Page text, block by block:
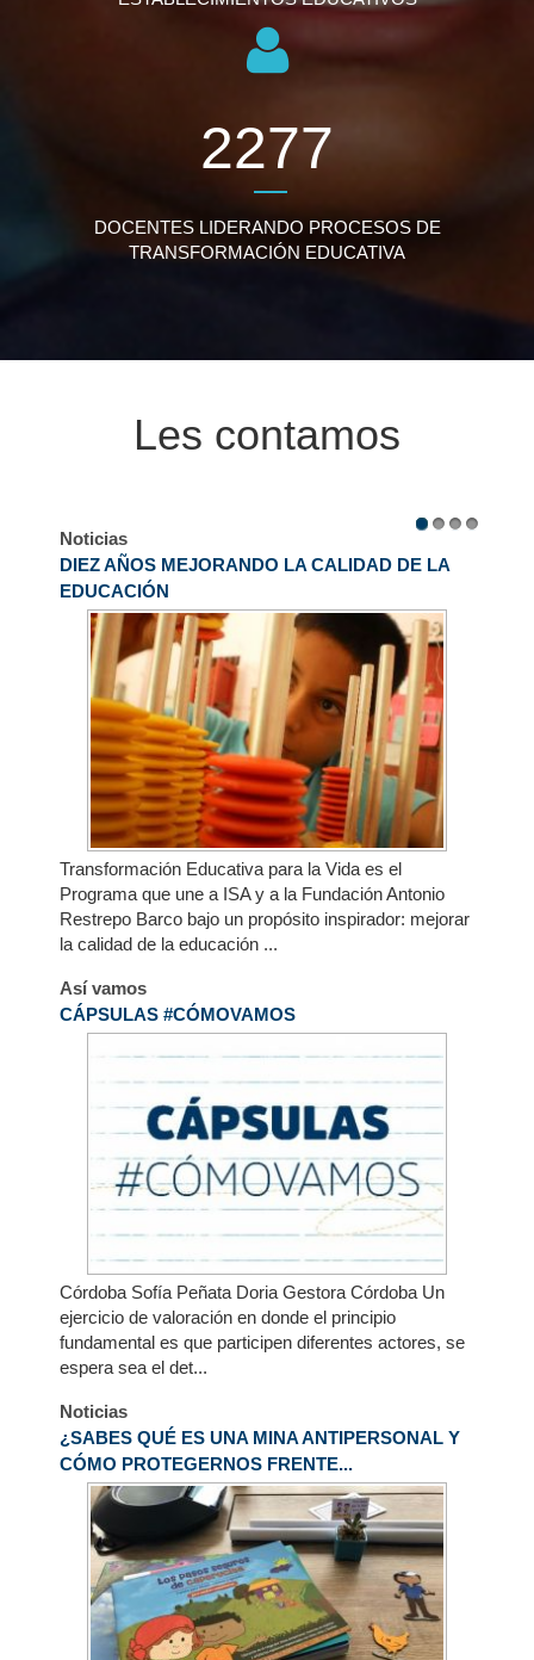
2817
DOCENTES LIDERANDO PROCESOS DE
TRANSFORMACIÓN EDUCATIVA
Les contamos
Noticias
DIEZ AÑOS MEJORANDO LA CALIDAD DE LA
EDUCACIÓN
Transformación Educativa para la Vida es el
Programa que une a ISA y a la Fundación Antonio
Restrepo Barco bajo un propósito inspirador: mejorar
la calidad de la educación ...
Así vamos
CÁPSULAS #CÓMOVAMOS
Córdoba Sofía Peñata Doria Gestora Córdoba Un
ejercicio de valoración en donde el principio
fundamental es que participen diferentes actores, se
espera sea el det...
Noticias
¿SABES QUÉ ES UNA MINA ANTIPERSONAL Y
CÓMO PROTEGERNOS FRENTE...